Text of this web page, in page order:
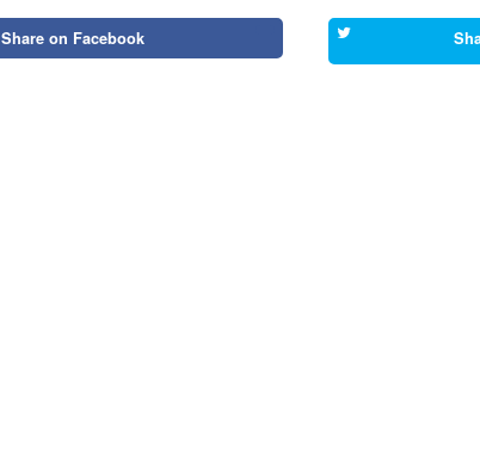
Share on Facebook